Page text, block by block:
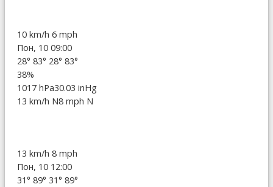
10 km/h 6 mph
Пон, 10 09:00
28° 83° 28° 83°
38%
1017 hPa30.03 inHg
13 km/h N8 mph N
13 km/h 8 mph
Пон, 10 12:00
31° 89° 31° 89°